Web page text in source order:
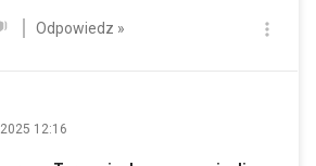
Odpowiedz »
12:16